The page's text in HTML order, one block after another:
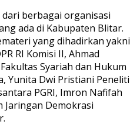
berbagai organisasi
ada di Kabupaten Blitar.
yang dihadirkan yakni
RI Komisi II, Ahmad
Syariah dan Hukum
Yunita Dwi Pristiani Peneliti
PGRI, Imron Nafifah
Jaringan Demokrasi